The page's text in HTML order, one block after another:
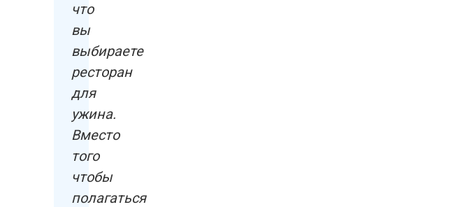
что
вы
выбираете
ресторан
для
ужина.
Вместо
того
чтобы
полагаться